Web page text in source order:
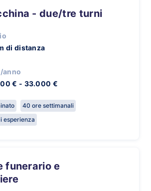
- due/tre turni
di distanza
anno
€ - 33.000 €
40 ore settimanali
esperienza